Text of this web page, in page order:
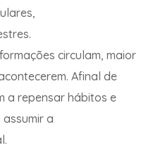
circulam, maior
Afinal de
a repensar hábitos e
a